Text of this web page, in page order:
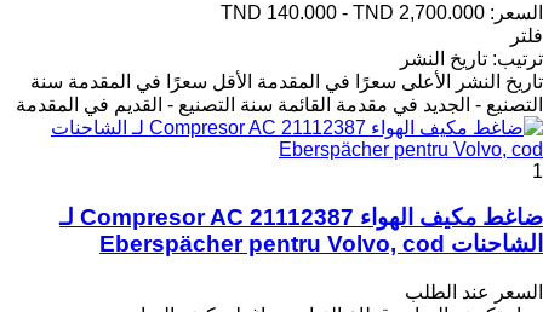
السعر: TND 140.000 - TND 2,700.000
فلتر
ترتيب: تاريخ النشر
تاريخ النشر
الأعلى سعرًا في المقدمة الأقل سعرًا في المقدمة سنة
التصنيع - الجديد في مقدمة القائمة سنة التصنيع - القديم في المقدمة
1
ضاغط مكيف الهواء Compresor AC 21112387 لـ
الشاحنات Eberspächer pentru Volvo, cod
السعر عند الطلب